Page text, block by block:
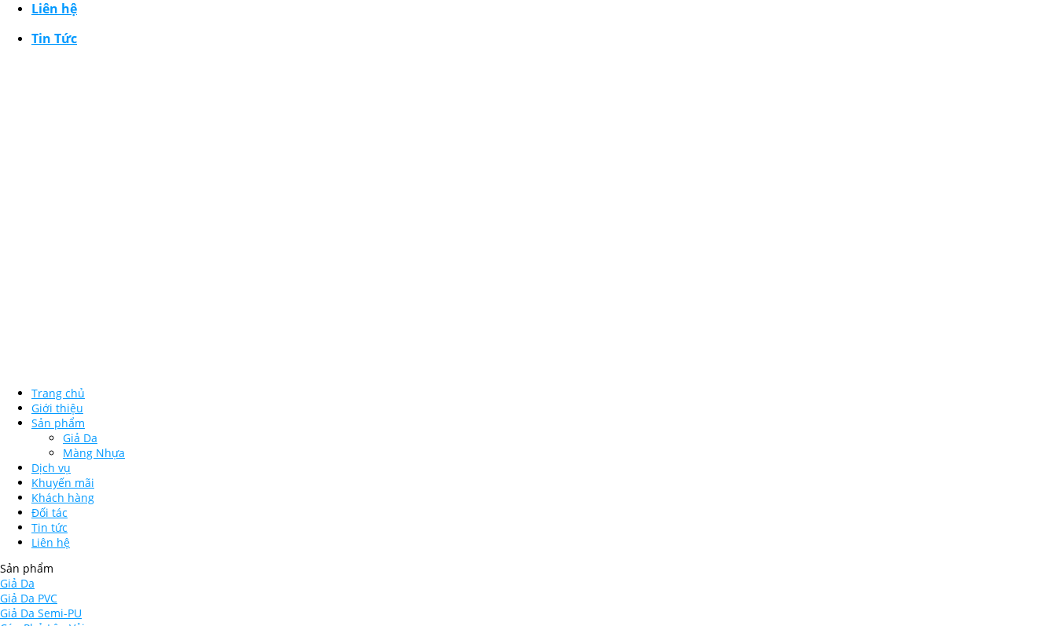
Liên hệ
Tin Tức
Trang chủ
Giới thiệu
Sản phẩm
Giả Da
Màng Nhựa
Dịch vụ
Khuyến mãi
Khách hàng
Đối tác
Tin tức
Liên hệ
Sản phẩm
Giả Da
Giả Da PVC
Giả Da Semi-PU